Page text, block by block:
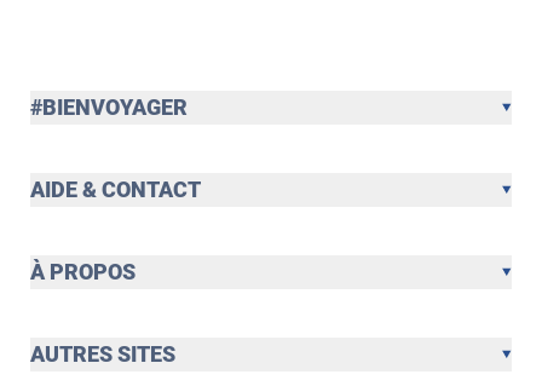
#BIENVOYAGER
AIDE & CONTACT
À PROPOS
AUTRES SITES